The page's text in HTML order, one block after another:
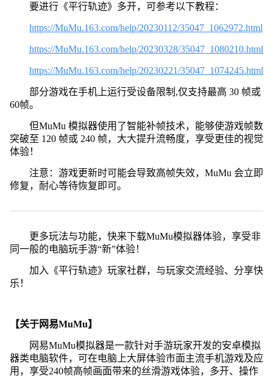
要进行《平行轨迹》多开，可参考以下教程：
https://MuMu.163.com/help/20230112/35047_1062972.html
https://MuMu.163.com/help/20230328/35047_1080210.html
https://MuMu.163.com/help/20230221/35047_1074245.html
部分游戏在手机上运行受设备限制,仅支持最高 30 帧或
60帧。
但MuMu 模拟器使用了智能补帧技术，能够使游戏帧数
突破至 120 帧或 240 帧，大大提升流畅度，享受更佳的视觉
体验！
注意：游戏更新时可能会导致高帧失效，MuMu 会立即
修复，耐心等待恢复即可。
更多玩法与功能，快来下载MuMu模拟器体验，享受非
同一般的电脑玩手游“新”体验！
加入《平行轨迹》玩家社群，与玩家交流经验、分享快
乐！
【关于网易MuMu】
网易MuMu模拟器是一款针对手游玩家开发的安卓模拟
器类电脑软件，可在电脑上大屏体验市面主流手机游戏及应
用，享受240帧高帧画面带来的丝滑游戏体验，多开、操作